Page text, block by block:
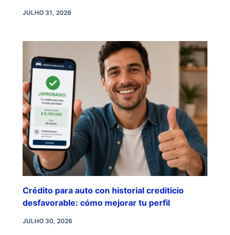
JULHO 31, 2026
Crédito para auto con historial crediticio
desfavorable: cómo mejorar tu perfil
JULHO 30, 2026